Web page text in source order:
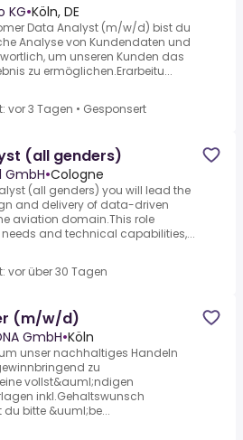
KG•Köln, DE
Data Analyst (m/w/d) bist du
Analyse von Kundendaten und
um unseren Kunden das
zu ermöglichen.Erarbeitu...
vor 3 Tagen • Gesponsert
(all genders)
GmbH•Cologne
(all genders) you will lead the
and delivery of data-driven
aviation domain.This role
and technical capabilities,...
vor über 30 Tagen
(m/w/d)
GmbH•Köln
unser nachhaltiges Handeln
zu
vollst&auml;ndigen
inkl.Gehaltswunsch
bitte &uuml;be...